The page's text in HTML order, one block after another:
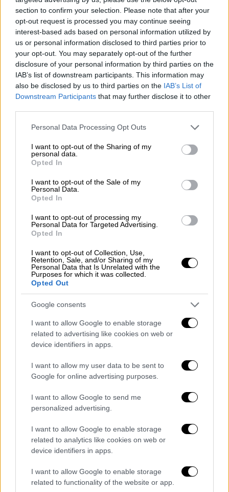
section to confirm your selection. Please note that after your
opt-out request is processed you may continue seeing
interest-based ads based on personal information utilized by
us or personal information disclosed to third parties prior to
your opt-out. You may separately opt-out of the further
disclosure of your personal information by third parties on the
IAB’s list of downstream participants. This information may
also be disclosed by us to third parties on the IAB’s List of
Downstream Participants that may further disclose it to other
Please note that this website/app uses one or more Google
not limited to your visit or usage behaviour. You may click to
grant or deny consent to Google and its third-party tags to
use your data for below specified purposes in below Google
consent section.
Personal Data Processing Opt Outs
I want to opt-out of the Sharing of my
personal data.
Opted In
I want to opt-out of the Sale of my
Personal Data.
Opted In
I want to opt-out of processing my
Personal Data for Targeted Advertising.
Opted In
I want to opt-out of Collection, Use,
Retention, Sale, and/or Sharing of my
Personal Data that Is Unrelated with the
Purposes for which it was collected.
Opted Out
Google consents
I want to allow Google to enable storage
related to advertising like cookies on web or
device identifiers in apps.
I want to allow my user data to be sent to
Google for online advertising purposes.
I want to allow Google to send me
personalized advertising.
I want to allow Google to enable storage
related to analytics like cookies on web or
device identifiers in apps.
I want to allow Google to enable storage
related to functionality of the website or app.
Το ενισχυμένο εισόδημα, οι μειώσεις φόρων
είναι το οριστικό ανάχωμα στην ακρίβεια»,
επισήμανε.
«Οι εκλογές θα γίνουν το 2027 το οποίο
σημαίνει ότι έχουμε πολλή δουλειά ακόμα
μπροστά μας. Διαχωρίζω τη δουλειά του
κόμματος από τη δουλειά της κυβέρνησης.
ταμείου ανάκαμψης. Τα έργα θα τα δείτε να
εγκαινιάζονται και θα είναι εκατοντάδες.
Χρέος μας είναι εκτός από τα μεγάλα ναι να
δεν πρόκειται να ενδώσει στον πειρασμό
της παροχολογίας πέρα από τις
δυνατότητες του προϋπολογισμού οι οποίες
είναι σημαντικές αλλά δεν είναι
ατελείωτες», τόνισε ο Πρωθυπουργός.
Μητσοτάκηςυπενθύμισε ότι η
κυβέρνηση του μείωσε μία σειρά από
φόρουςστους οποίους αναφέρθηκε
αναλυτικά.
«Όλες αυτές είναι σημαντικές επιτυχίες,
συχνά τις ξεχνάμε. Ακούω, τι άλλο θα
δώσετε;. Αυτά που μπορούμε αλλά μην
ξεχνάμε αυτά που έχουμε κάνει τα οποία δεν
είναι λίγα. Μόνιμες παρεμβάσεις»,
«Να ανοίξουμε έναν τρίτο κυβερνητικό
κύκλο που θα μας οδηγήσει μαζί στην ισχυρή
Ελλάδα του 2030»
Κυριάκος Μητσοτάκης
αναφέρθηκε σε πρωτοβουλίες της
κυβέρνησης στην υγεία, στην εκπαίδευση.